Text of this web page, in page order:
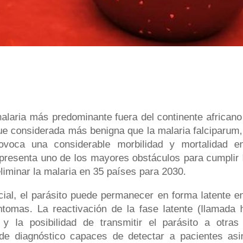
más predominante fuera del continente
considerada más benigna que la malaria
una considerable morbilidad y mortalidad
uno de los mayores obstáculos para cumplir
la malaria en 35 países para 2030.
el parásito puede permanecer en forma latente
La reactivación de la fase latente (llamada
la posibilidad de transmitir el parásito a otras
diagnóstico capaces de detectar a pacientes